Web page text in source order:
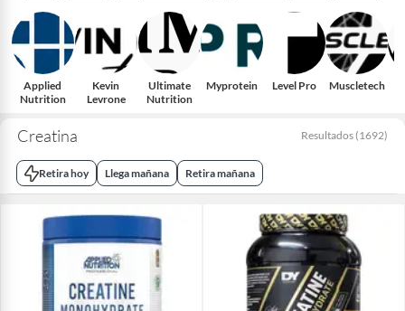
Applied
Nutrition
Kevin
Levrone
Ultimate
Nutrition
Myprotein Level Pro Muscletech
Creatina Resultados (1692)
Retira hoy Llega mañana Retira mañana